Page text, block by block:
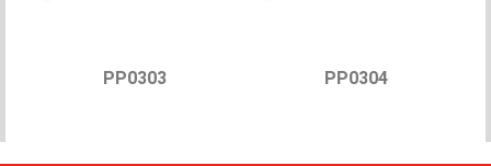
PP0303 PP0304